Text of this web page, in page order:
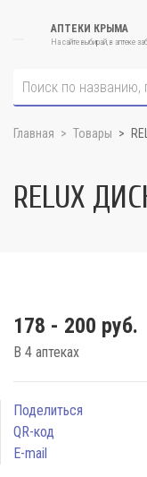
АПТЕКИ КРЫМА
На сайте выбирай, в аптеке
Главная Товары
RELUX
178 - 200 руб.
В 4 аптеках
Поделиться
QR-код
E-mail